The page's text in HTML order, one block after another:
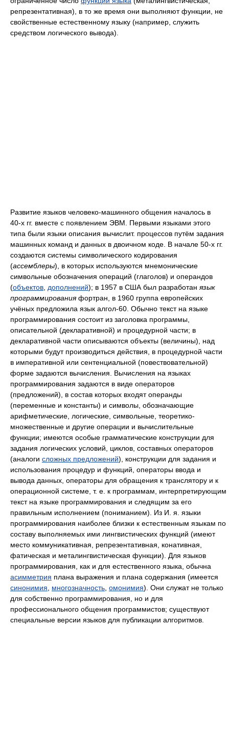
репрезентативная), в то же время они выполняют функции, не
свойственные естественному языку (например, служить
средством логического вывода).
Развитие языков человеко-машинного общения началось в
40‑х гг. вместе с появлением ЭВМ. Первыми языками этого
типа были языки описания вычислит. процессов путём задания
машинных команд и данных в двоичном коде. В начале 50‑х гг.
создаются системы символического кодирования
(ассемблеры), в которых используются мнемонические
символьные обозначения операций (глаголов) и операндов
(объектов дополнений); в 1957 в США был разработан язык
программированияфортран, в 1960 группа европейских
учёных предложила язык алгол-60. Обычно текст на языке
программирования состоит из заголовка программы,
описательной (декларативной) и процедурной части; в
декларативной части описываются объекты (величины), над
которыми будут производиться действия, в процедурной части
в императивной или сентенциальной (повествовательной)
форме задаются вычисления. Вычисления на языках
программирования задаются в виде операторов
(предложений), в состав которых входят операнды
(переменные и константы) и символы, обозначающие
арифметические, логические, символьные, теоретико-
множественные и другие операции и вычислительные
функции; имеются особые грамматические конструкции для
задания логических условий, циклов, составных операторов
(аналоги сложных предложений), конструкции для задания и
использования процедур и функций, операторы ввода и
вывода данных, операторы для обращения к транслятору и к
операционной системе, т. е. к программам, интерпретирующим
текст на языке программирования и следящим за его
правильным исполнением (пониманием). Из И. я. языки
программирования наиболее близки к естественным языкам по
составу выполняемых ими лингвистических функций (имеют
место коммуникативная, репрезентативная, конативная,
фатическая и металингвистическая функции). Для языков
программирования, как и для естественного языка, обычна
асимметрия плана выражения и плана содержания (имеется
синонимия
многозначность омонимия). Они служат не только
для собственно программирования, но и для
профессионального общения программистов; существуют
специальные версии языков для публикации алгоритмов.